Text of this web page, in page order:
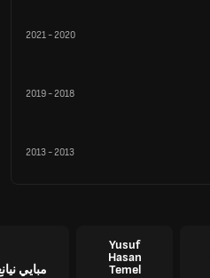
2020
-
2021
2018
-
2019
2013
-
2013
Yusuf
Hasan
Temel
مبايي